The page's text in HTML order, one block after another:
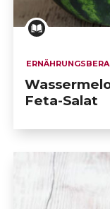
Feta-Salat